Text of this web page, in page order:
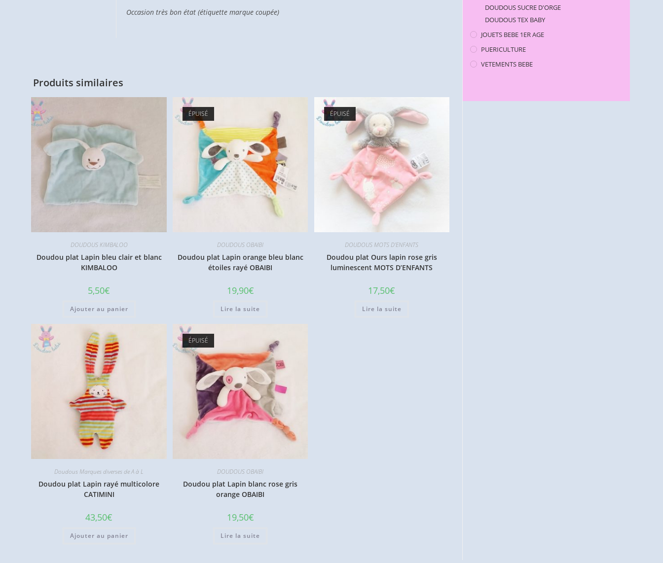
Occasion très bon état (étiquette marque coupée)
Produits similaires
DOUDOUS KIMBALOO
Doudou plat Lapin bleu clair et blanc
KIMBALOO
5,50€
Ajouter au panier
ÉPUISÉ
DOUDOUS OBAIBI
Doudou plat Lapin orange bleu blanc
étoiles rayé OBAIBI
19,90€
Lire la suite
ÉPUISÉ
DOUDOUS MOTS D'ENFANTS
Doudou plat Ours lapin rose gris
luminescent MOTS D’ENFANTS
17,50€
Lire la suite
Doudous Marques diverses de A à L
Doudou plat Lapin rayé multicolore
CATIMINI
43,50€
Ajouter au panier
ÉPUISÉ
DOUDOUS OBAIBI
Doudou plat Lapin blanc rose gris
orange OBAIBI
19,50€
Lire la suite
DOUDOUS SUCRE D'ORGE
DOUDOUS TEX BABY
JOUETS BEBE 1ER AGE
PUERICULTURE
VETEMENTS BEBE